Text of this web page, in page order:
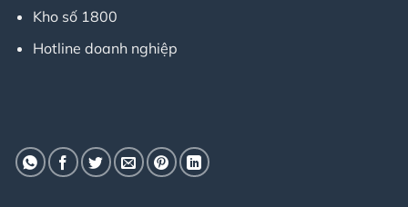
Kho số 1800
Hotline doanh nghiệp